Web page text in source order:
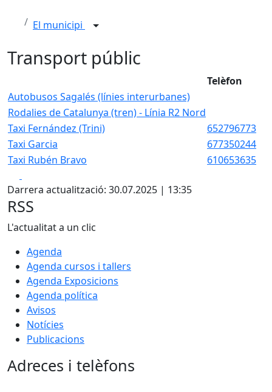
El municipi
Transport públic
Telèfon
Autobusos Sagalés (línies interurbanes)
Rodalies de Catalunya (tren) - Línia R2 Nord
Taxi Fernández (Trini)
652796773
Taxi Garcia
677350244
Taxi Rubén Bravo
610653635
Darrera actualització: 30.07.2025 | 13:35
RSS
L'actualitat a un clic
Agenda
Agenda cursos i tallers
Agenda Exposicions
Agenda política
Avisos
Notícies
Publicacions
Adreces i telèfons